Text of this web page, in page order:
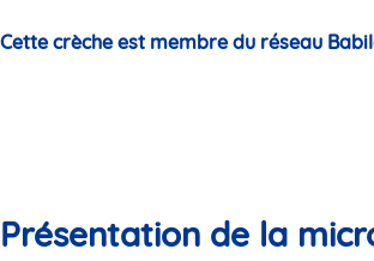
Cette crèche est membre du réseau
Présentation de la